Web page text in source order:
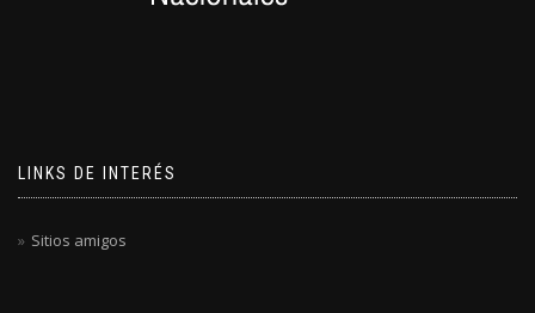
LINKS DE INTERÉS
Sitios amigos